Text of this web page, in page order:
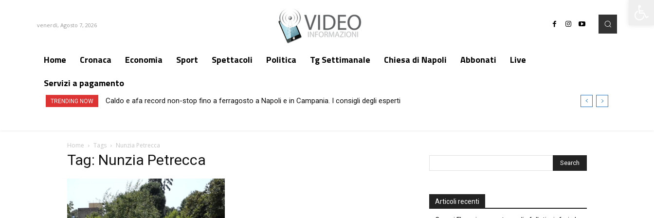
venerdì, Agosto 7, 2026
Home Cronaca Economia Sport Spettacoli Politica Tg Settimanale Chiesa di Napoli Abbonati
Live
Servizi a pagamento
TRENDING NOW Caldo e afa record non-stop fino a ferragosto a Napoli e in Campania. I consigli degli esperti
Amichevole, Napoli-Osasuna 2-1: Lucca torna al gol, Anguissa sempre meglio
Home Tags Nunzia Petrecca
Tag: Nunzia Petrecca
Articoli recenti